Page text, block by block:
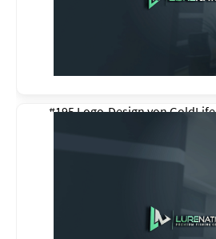
#195 Logo-Design vonGoldLife